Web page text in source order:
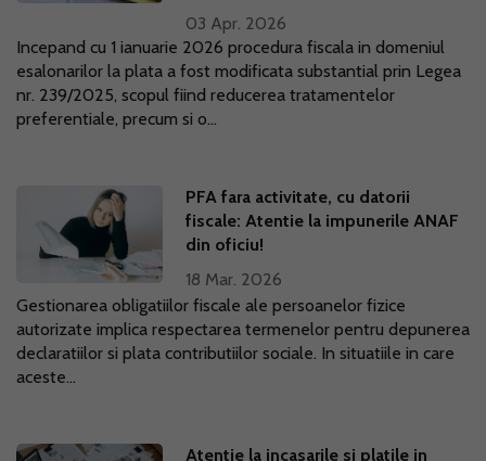
03 Apr. 2026
Incepand cu 1 ianuarie 2026 procedura fiscala in domeniul
esalonarilor la plata a fost modificata substantial prin Legea
nr. 239/2025, scopul fiind reducerea tratamentelor
preferentiale, precum si o...
PFA fara activitate, cu datorii
fiscale: Atentie la impunerile ANAF
din oficiu!
18 Mar. 2026
Gestionarea obligatiilor fiscale ale persoanelor fizice
autorizate implica respectarea termenelor pentru depunerea
declaratiilor si plata contributiilor sociale. In situatiile in care
aceste...
Atentie la incasarile si platile in